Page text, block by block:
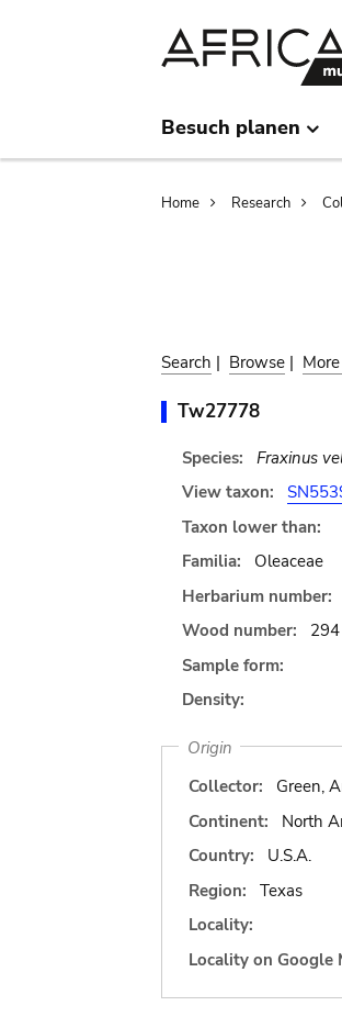
Besuch planen
Home Research
Search | Browse |
Tw27778
Species: Fraxinus
View taxon:
Taxon lower than:
Familia:
Oleaceae
Herbarium number:
Wood number:
294
Sample form:
Density:
Origin
Collector:
Green,
Continent:
North
Country:
U.S.A.
Region:
Texas
Locality:
Locality on Google